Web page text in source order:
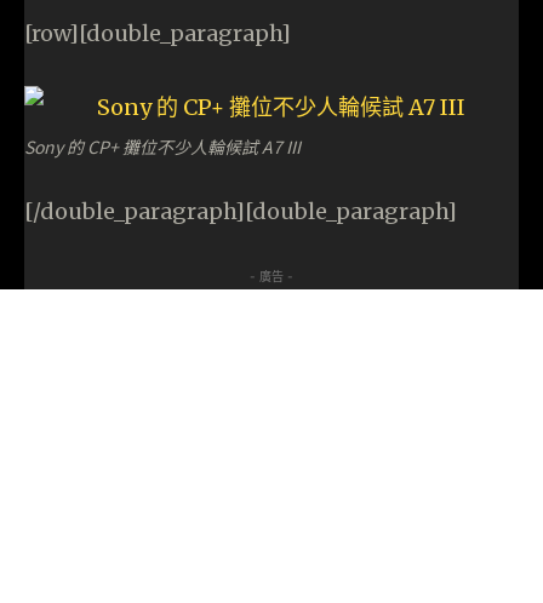
[row][double_paragraph]
Sony 的 CP+ 攤位不少人輪候試 A7 III
[/double_paragraph][double_paragraph]
- 廣告 -